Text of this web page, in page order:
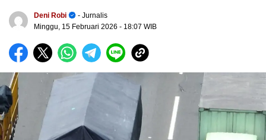
Deni Robi
- Jurnalis
Minggu, 15 Februari 2026 - 18:07 WIB